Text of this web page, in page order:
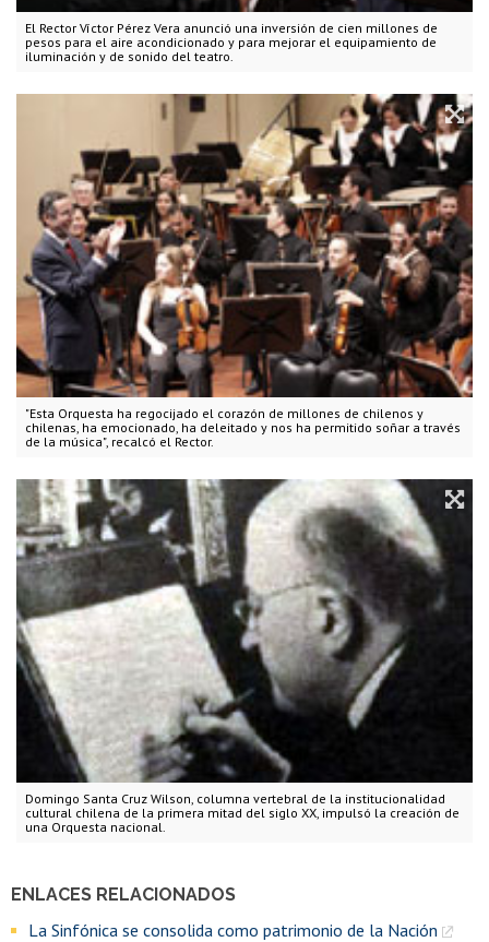
El Rector Víctor Pérez Vera anunció una inversión de cien millones de
pesos para el aire acondicionado y para mejorar el equipamiento de
iluminación y de sonido del teatro.
"Esta Orquesta ha regocijado el corazón de millones de chilenos y
chilenas, ha emocionado, ha deleitado y nos ha permitido soñar a través
de la música", recalcó el Rector.
Domingo Santa Cruz Wilson, columna vertebral de la institucionalidad
cultural chilena de la primera mitad del siglo XX, impulsó la creación de
una Orquesta nacional.
ENLACES RELACIONADOS
La Sinfónica se consolida como patrimonio de la Nación